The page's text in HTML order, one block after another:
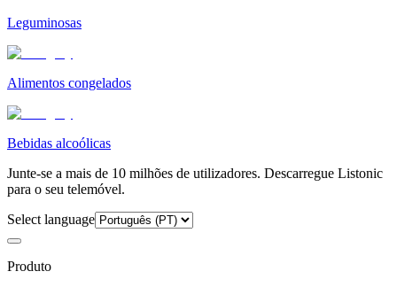
Leguminosas
Alimentos congelados
Bebidas alcoólicas
Junte-se a mais de 10 milhões de utilizadores. Descarregue Listonic
para o seu telemóvel.
Select language
Produto